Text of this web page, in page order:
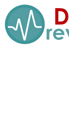
Перейти
к
содержимому